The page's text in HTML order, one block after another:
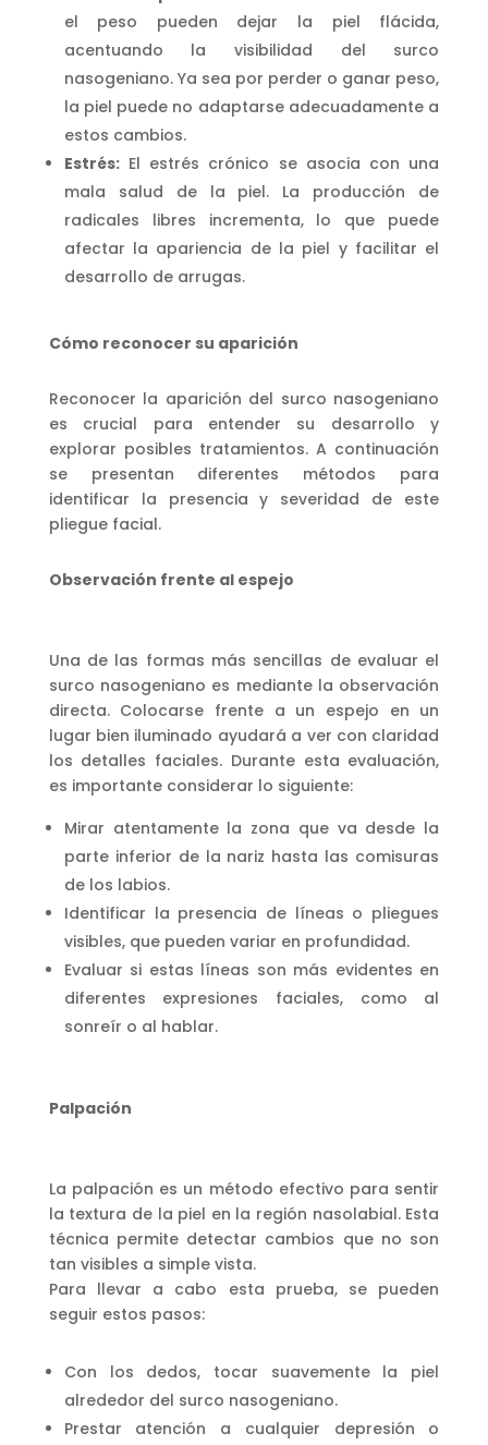
el peso pueden dejar la piel flácida,
acentuando la visibilidad del surco
nasogeniano. Ya sea por perder o ganar peso,
la piel puede no adaptarse adecuadamente a
estos cambios.
Estrés:El estrés crónico se asocia con una
mala salud de la piel. La producción de
radicales libres incrementa, lo que puede
afectar la apariencia de la piel y facilitar el
desarrollo de arrugas.
Cómo reconocer su aparición
Reconocer la aparición del surco nasogeniano
es crucial para entender su desarrollo y
explorar posibles tratamientos. A continuación
se presentan diferentes métodos para
identificar la presencia y severidad de este
pliegue facial.
Observación frente al espejo
Una de las formas más sencillas de evaluar el
surco nasogeniano es mediante la observación
directa. Colocarse frente a un espejo en un
lugar bien iluminado ayudará a ver con claridad
los detalles faciales. Durante esta evaluación,
es importante considerar lo siguiente:
Mirar atentamente la zona que va desde la
parte inferior de la nariz hasta las comisuras
de los labios.
Identificar la presencia de líneas o pliegues
visibles, que pueden variar en profundidad.
Evaluar si estas líneas son más evidentes en
diferentes expresiones faciales, como al
sonreír o al hablar.
Palpación
La palpación es un método efectivo para sentir
la textura de la piel en la región nasolabial. Esta
técnica permite detectar cambios que no son
tan visibles a simple vista.
Para llevar a cabo esta prueba, se pueden
seguir estos pasos:
Con los dedos, tocar suavemente la piel
alrededor del surco nasogeniano.
Prestar atención a cualquier depresión o